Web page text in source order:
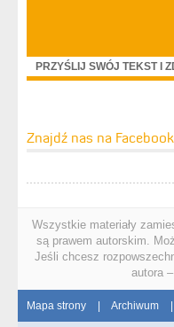
PRZYŚLIJ SWÓJ TEKST I
Znajdź nas na
Wszystkie materiały
są prawem autorskim.
Jeśli chcesz
autora
Mapa strony | Archiwum |